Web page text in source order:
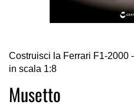
all'inizio
della
galleria
di
Costruisci la Ferrari F1-2000
in scala 1:8
Musetto